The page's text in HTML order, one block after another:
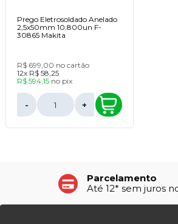
Prego Eletrosoldado Anelado
2,5x50mm 10.800un F-
30865 Makita
R$ 699,00 no cartão
12x R$ 58,25
R$ 594,15 no pix
- +
Parcelamento
Até 12* sem juros